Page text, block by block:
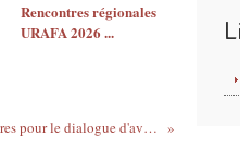
Rencontres régionales
URAFA 2026 ...
Candidatures pour le dialogue d'avenir franco-allemand 2017